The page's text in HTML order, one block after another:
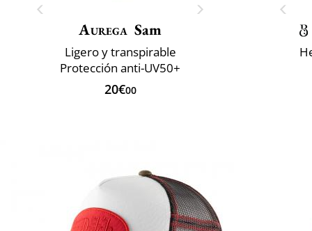
Aurega Sam
Ligero y transpirable
Protección anti-UV50+
20€00